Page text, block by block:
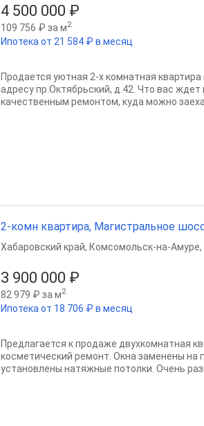
4 500 000 ₽
109 756 ₽ за м2
Ипотека от 21 584 ₽ в месяц
Продается уютная 2-х комнатная
адресу пр.Октябрьский, д.42. Что вас
качественным ремонтом, куда можно
2-комн квартира, Магистральное
3 900 000 ₽
82 979 ₽ за м2
Ипотека от 18 706 ₽ в месяц
Хабаровский край, Комсомольск-на-Амуре,
Предлагается к продаже двухкомнатная
косметический ремонт. Окна заменены на
установлены натяжные потолки. Очень